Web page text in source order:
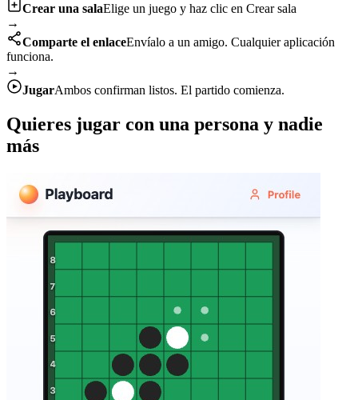
Crear una salaElige un juego y haz clic en Crear sala
→
Comparte el enlaceEnvíalo a un amigo. Cualquier aplicación
funciona.
→
JugarAmbos confirman listos. El partido comienza.
Quieres jugar con una persona y nadie
más